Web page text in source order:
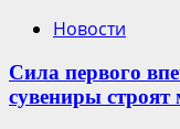
Новости
Сила первого
сувениры строят